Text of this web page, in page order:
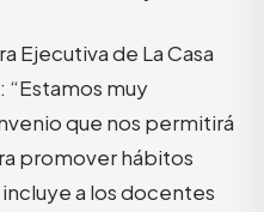
Ejecutiva de La Casa
“Estamos muy
que nos permitirá
promover hábitos
a los docentes